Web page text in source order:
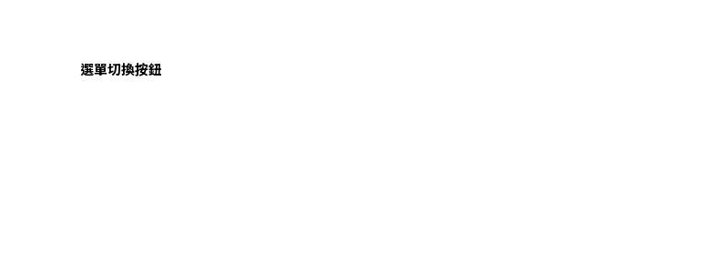
選單切換按鈕